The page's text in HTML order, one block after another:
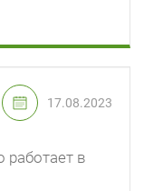
17.08.2023
работает в